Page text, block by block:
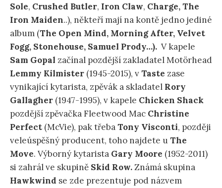
Sole, Crushed Butler, Iron Claw, Charge,The
Iron Maiden..), někteří mají na kontě jedno jediné
album (The Open Mind, Morning After, Velvet
Fogg, Stonehouse, Samuel Prody…). V kapele
Sam Gopal začínal pozdější zakladatel Motörhead
Lemmy Kilmister (1945-2015), vTaste zase
vynikající kytarista, zpěvák a skladatel Rory
Gallagher (1947-1995), v kapele Chicken Shack
pozdější zpěvačka Fleetwood Mac Christine
Perfect (McVie), pak třebaTony Visconti, později
veleúspěšný producent, toho najdete uThe
Move. Výborný kytarista Gary Moore (1952-2011)
si zahrál ve skupině Skid Row.Známá skupina
Hawkwind se zde prezentuje pod názvem